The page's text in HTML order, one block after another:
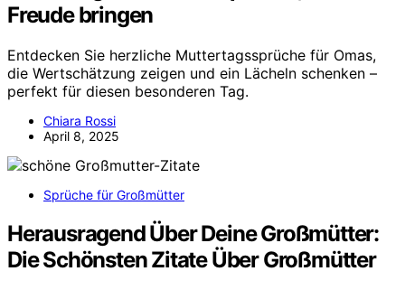
Freude bringen
Entdecken Sie herzliche Muttertagssprüche für Omas,
die Wertschätzung zeigen und ein Lächeln schenken –
perfekt für diesen besonderen Tag.
Chiara Rossi
April 8, 2025
Sprüche für Großmütter
Herausragend Über Deine Großmütter:
Die Schönsten Zitate Über Großmütter